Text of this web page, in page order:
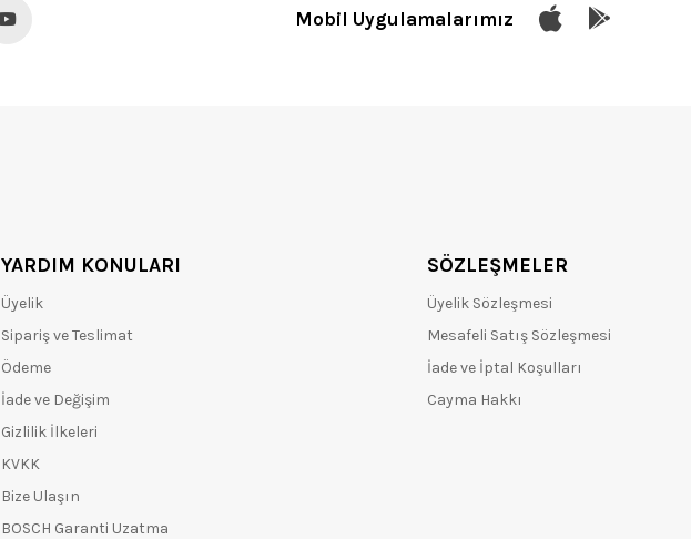
Mobil Uygulamalarımız
YARDIM KONULARI
Üyelik
Sipariş ve Teslimat
Ödeme
İade ve Değişim
Gizlilik İlkeleri
KVKK
Bize Ulaşın
BOSCH Garanti Uzatma
SÖZLEŞMELER
Üyelik Sözleşmesi
Mesafeli Satış Sözleşmesi
İade ve İptal Koşulları
Cayma Hakkı